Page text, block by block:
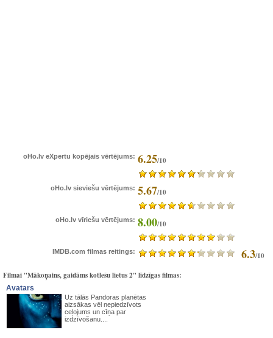
oHo.lv eXpertu kopējais vērtējums: 6.25/10
oHo.lv sieviešu vērtējums: 5.67/10
oHo.lv vīriešu vērtējums: 8.00/10
IMDB.com filmas reitings: 6.3/10
Filmai "Mākoņains, gaidāms kotlešu lietus 2" līdzīgas filmas:
Avatars
Uz tālās Pandoras planētas
aizsākas vēl nepiedzīvots
ceļojums un cīņa par
izdzīvošanu....